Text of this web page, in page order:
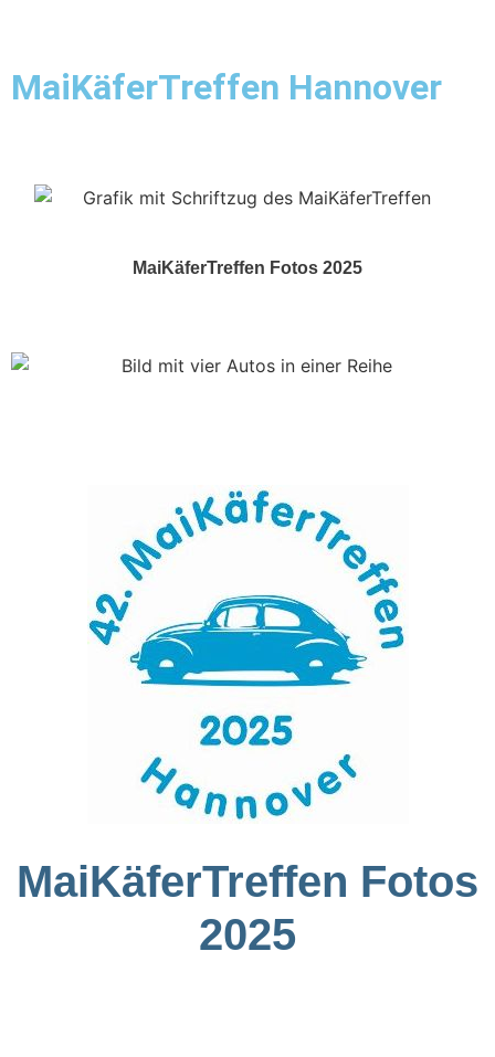
MaiKäferTreffen Hannover
MaiKäferTreffen Fotos 2025
MaiKäferTreffen Fotos
2025